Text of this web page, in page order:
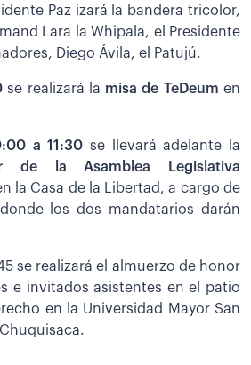
Paz izará la bandera tricolor,
Lara la Whipala, el Presidente
Diego Ávila, el Patujú.
se realizará la misa de TeDeum en
a 11:30 se llevará adelante la
de la Asamblea Legislativa
la Casa de la Libertad, a cargo de
los dos mandatarios darán
se realizará el almuerzo de honor
e invitados asistentes en el patio
en la Universidad Mayor San